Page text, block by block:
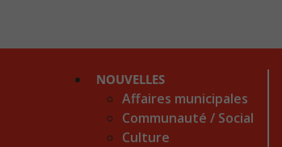
NOUVELLES
Affaires municipales
Communauté / Social
Culture